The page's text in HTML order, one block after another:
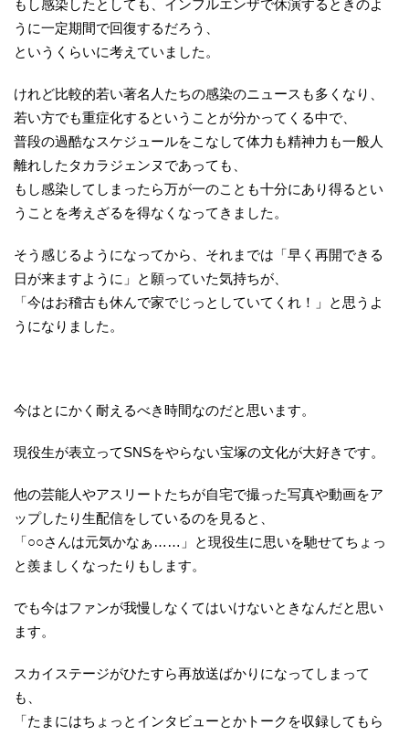
もし感染したとしても、インフルエンザで休演するときのよ
うに一定期間で回復するだろう、
というくらいに考えていました。
けれど比較的若い著名人たちの感染のニュースも多くなり、
若い方でも重症化するということが分かってくる中で、
普段の過酷なスケジュールをこなして体力も精神力も一般人
離れしたタカラジェンヌであっても、
もし感染してしまったら万が一のことも十分にあり得るとい
うことを考えざるを得なくなってきました。
そう感じるようになってから、それまでは「早く再開できる
日が来ますように」と願っていた気持ちが、
「今はお稽古も休んで家でじっとしていてくれ！」と思うよ
うになりました。
今はとにかく耐えるべき時間なのだと思います。
現役生が表立ってSNSをやらない宝塚の文化が大好きです。
他の芸能人やアスリートたちが自宅で撮った写真や動画をア
ップしたり生配信をしているのを見ると、
「○○さんは元気かなぁ……」と現役生に思いを馳せてちょっ
と羨ましくなったりもします。
でも今はファンが我慢しなくてはいけないときなんだと思い
ます。
スカイステージがひたすら再放送ばかりになってしまって
も、
「たまにはちょっとインタビューとかトークを収録してもら